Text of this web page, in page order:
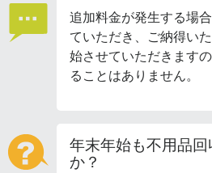
追加料金が発生する場
ていただき、ご納得い
始させていただきます
ることはありません。
年末年始も不用品
か？